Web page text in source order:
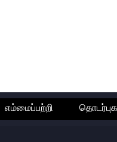
எம்மைப்பற்றி